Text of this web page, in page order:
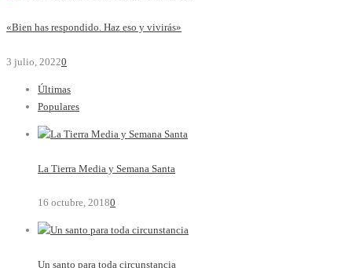
«Bien has respondido. Haz eso y vivirás»
3 julio, 20220
Últimas
Populares
La Tierra Media y Semana Santa
16 octubre, 20180
Un santo para toda circunstancia